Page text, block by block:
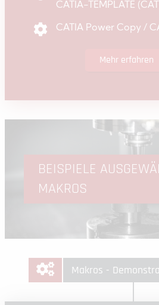
CATIA-TEMPLATE
CATIA Power Copy /
Mehr erfahren
BEISPIELE
MAKROS
Makros -